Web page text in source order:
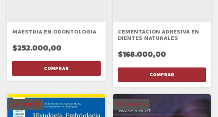
MAESTRIA EN ODONTOLOGIA
$252.000,00
CEMENTACION ADHESIVA EN
DIENTES NATURALES
$168.000,00
GRATIS GRATIS